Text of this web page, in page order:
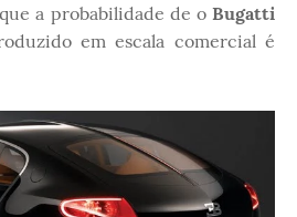
a probabilidade de o Bugatti
em escala comercial é